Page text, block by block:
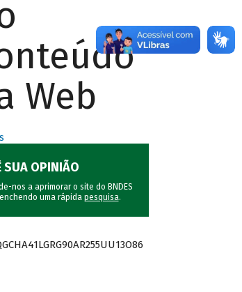
Web
SUA OPINIÃO
nos a aprimorar o site do BNDES
uma rápida pesquisa.